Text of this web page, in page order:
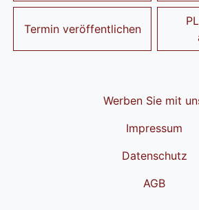
Termin veröffentlichen
Werben Sie mit
Impressum
Datenschutz
AGB